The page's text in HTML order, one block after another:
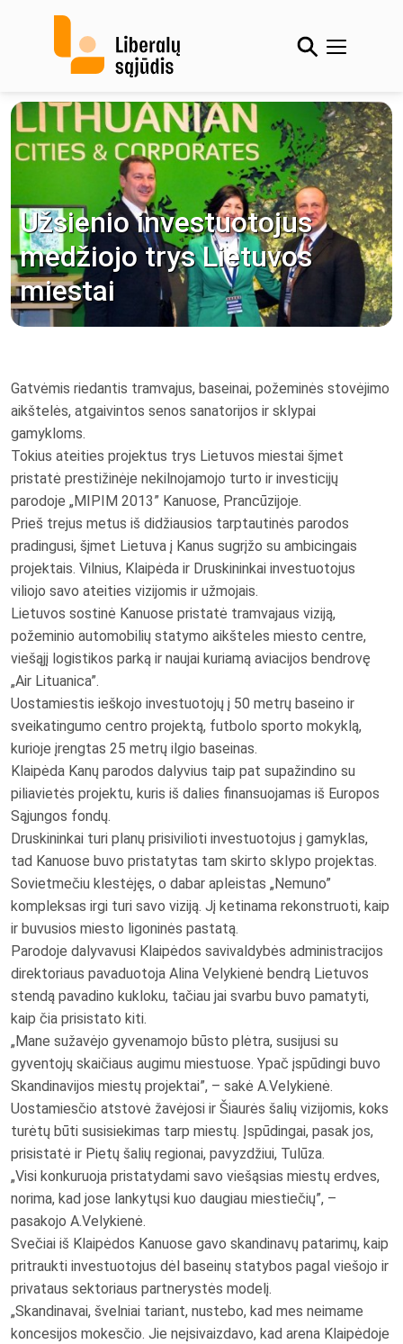
Užsienio investuotojus
medžiojo trys Lietuvos
miestai
Gatvėmis riedantis tramvajus, baseinai, požeminės stovėjimo
aikštelės, atgaivintos senos sanatorijos ir sklypai
gamykloms.
Tokius ateities projektus trys Lietuvos miestai šįmet
pristatė prestižinėje nekilnojamojo turto ir investicijų
parodoje „MIPIM 2013” Kanuose, Prancūzijoje.
Prieš trejus metus iš didžiausios tarptautinės parodos
pradingusi, šįmet Lietuva į Kanus sugrįžo su ambicingais
projektais. Vilnius, Klaipėda ir Druskininkai investuotojus
viliojo savo ateities vizijomis ir užmojais.
Lietuvos sostinė Kanuose pristatė tramvajaus viziją,
požeminio automobilių statymo aikšteles miesto centre,
viešąjį logistikos parką ir naujai kuriamą aviacijos bendrovę
„Air Lituanica”.
Uostamiestis ieškojo investuotojų į 50 metrų baseino ir
sveikatingumo centro projektą, futbolo sporto mokyklą,
kurioje įrengtas 25 metrų ilgio baseinas.
Klaipėda Kanų parodos dalyvius taip pat supažindino su
piliavietės projektu, kuris iš dalies finansuojamas iš Europos
Sąjungos fondų.
Druskininkai turi planų prisivilioti investuotojus į gamyklas,
tad Kanuose buvo pristatytas tam skirto sklypo projektas.
Sovietmečiu klestėjęs, o dabar apleistas „Nemuno”
kompleksas irgi turi savo viziją. Jį ketinama rekonstruoti, kaip
ir buvusios miesto ligoninės pastatą.
Parodoje dalyvavusi Klaipėdos savivaldybės administracijos
direktoriaus pavaduotoja Alina Velykienė bendrą Lietuvos
stendą pavadino kukloku, tačiau jai svarbu buvo pamatyti,
kaip čia prisistato kiti.
„Mane sužavėjo gyvenamojo būsto plėtra, susijusi su
gyventojų skaičiaus augimu miestuose. Ypač įspūdingi buvo
Skandinavijos miestų projektai”, – sakė A.Velykienė.
Uostamiesčio atstovė žavėjosi ir Šiaurės šalių vizijomis, koks
turėtų būti susisiekimas tarp miestų. Įspūdingai, pasak jos,
prisistatė ir Pietų šalių regionai, pavyzdžiui, Tulūza.
„Visi konkuruoja pristatydami savo viešąsias miestų erdves,
norima, kad jose lankytųsi kuo daugiau miestiečių”, –
pasakojo A.Velykienė.
Svečiai iš Klaipėdos Kanuose gavo skandinavų patarimų, kaip
pritraukti investuotojus dėl baseinų statybos pagal viešojo ir
privataus sektoriaus partnerystės modelį.
„Skandinavai, švelniai tariant, nustebo, kad mes neimame
koncesijos mokesčio. Jie neįsivaizdavo, kad arena Klaipėdoje